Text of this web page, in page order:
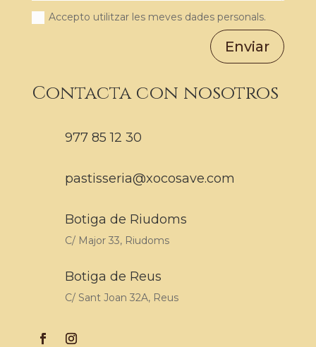
Accepto utilitzar les meves dades personals.
Enviar
Contacta con nosotros
977 85 12 30
pastisseria@xocosave.com
Botiga de Riudoms
C/ Major 33, Riudoms
Botiga de Reus
C/ Sant Joan 32A, Reus